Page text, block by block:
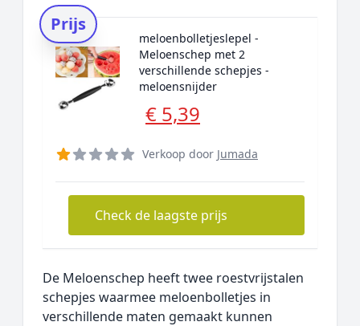
Prijs
meloenbolletjeslepel -
Meloenschep met 2
verschillende schepjes -
meloensnijder
€ 5,39
Verkoop door Jumada
Check de laagste prijs
De Meloenschep heeft twee roestvrijstalen
schepjes waarmee meloenbolletjes in
verschillende maten gemaakt kunnen